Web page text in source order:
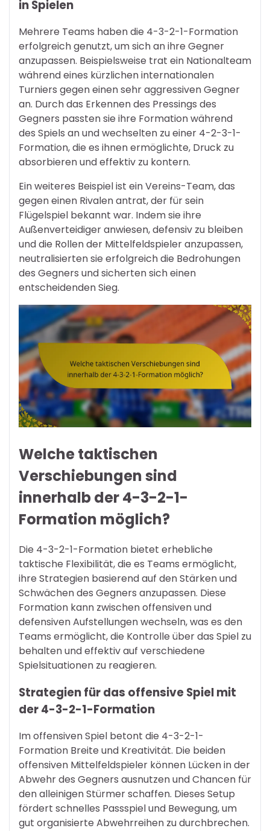
in Spielen
Mehrere Teams haben die 4-3-2-1-Formation
erfolgreich genutzt, um sich an ihre Gegner
anzupassen. Beispielsweise trat ein Nationalteam
während eines kürzlichen internationalen
Turniers gegen einen sehr aggressiven Gegner
an. Durch das Erkennen des Pressings des
Gegners passten sie ihre Formation während
des Spiels an und wechselten zu einer 4-2-3-1-
Formation, die es ihnen ermöglichte, Druck zu
absorbieren und effektiv zu kontern.
Ein weiteres Beispiel ist ein Vereins-Team, das
gegen einen Rivalen antrat, der für sein
Flügelspiel bekannt war. Indem sie ihre
Außenverteidiger anwiesen, defensiv zu bleiben
und die Rollen der Mittelfeldspieler anzupassen,
neutralisierten sie erfolgreich die Bedrohungen
des Gegners und sicherten sich einen
entscheidenden Sieg.
Welche taktischen
Verschiebungen sind
innerhalb der 4-3-2-1-
Formation möglich?
Die 4-3-2-1-Formation bietet erhebliche
taktische Flexibilität, die es Teams ermöglicht,
ihre Strategien basierend auf den Stärken und
Schwächen des Gegners anzupassen. Diese
Formation kann zwischen offensiven und
defensiven Aufstellungen wechseln, was es den
Teams ermöglicht, die Kontrolle über das Spiel zu
behalten und effektiv auf verschiedene
Spielsituationen zu reagieren.
Strategien für das offensive Spiel mit
der 4-3-2-1-Formation
Im offensiven Spiel betont die 4-3-2-1-
Formation Breite und Kreativität. Die beiden
offensiven Mittelfeldspieler können Lücken in der
Abwehr des Gegners ausnutzen und Chancen für
den alleinigen Stürmer schaffen. Dieses Setup
fördert schnelles Passspiel und Bewegung, um
gut organisierte Abwehrreihen zu durchbrechen.